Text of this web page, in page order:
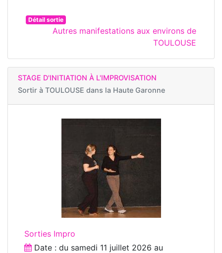
Détail sortie
Autres manifestations aux environs de
TOULOUSE
STAGE D'INITIATION À L'IMPROVISATION
Sortir à TOULOUSE dans la Haute Garonne
Sorties Impro
Date : du samedi 11 juillet 2026 au